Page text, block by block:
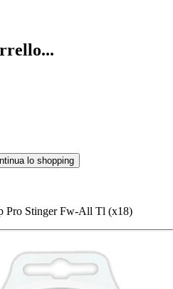
lo shopping
Pro Stinger Fw-All Tl (x18)